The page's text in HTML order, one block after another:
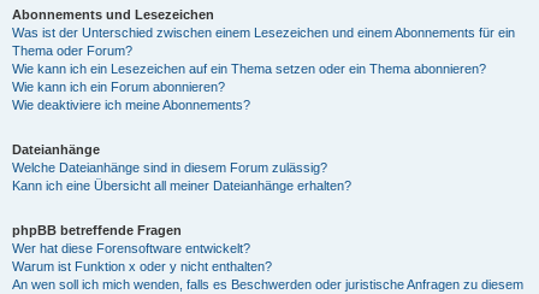
Abonnements und Lesezeichen
Was ist der Unterschied zwischen einem Lesezeichen und einem Abonnements für ein
Thema oder Forum?
Wie kann ich ein Lesezeichen auf ein Thema setzen oder ein Thema abonnieren?
Wie kann ich ein Forum abonnieren?
Wie deaktiviere ich meine Abonnements?
Dateianhänge
Welche Dateianhänge sind in diesem Forum zulässig?
Kann ich eine Übersicht all meiner Dateianhänge erhalten?
phpBB betreffende Fragen
Wer hat diese Forensoftware entwickelt?
Warum ist Funktion x oder y nicht enthalten?
An wen soll ich mich wenden, falls es Beschwerden oder juristische Anfragen zu diesem